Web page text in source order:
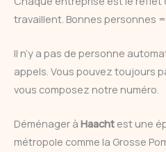
travaillent. Bonnes personnes
Il n’y a pas de personne
appels. Vous pouvez toujours
vous composez notre numéro.
Déménager à Haacht est une
métropole comme la Grosse